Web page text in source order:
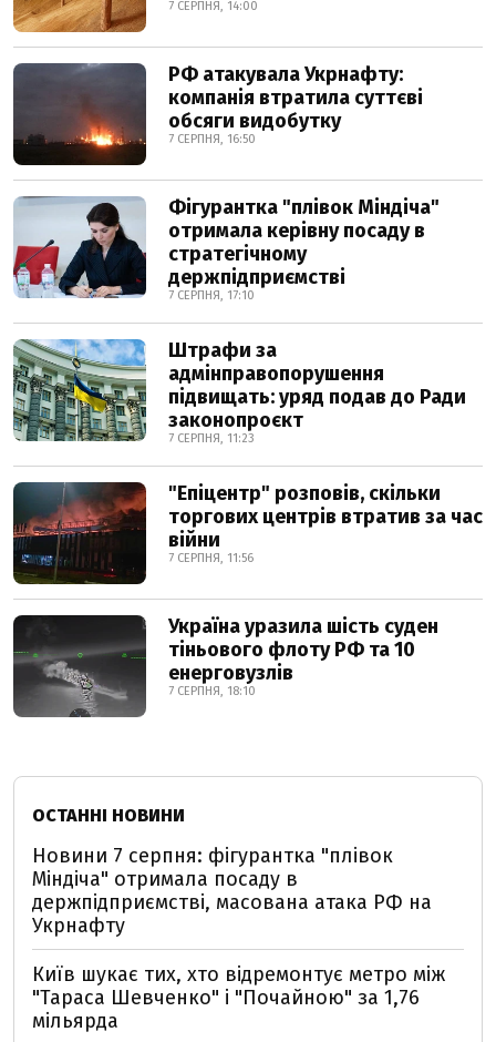
7 СЕРПНЯ, 14:00
РФ атакувала Укрнафту:
компанія втратила суттєві
обсяги видобутку
7 СЕРПНЯ, 16:50
Фігурантка "плівок Міндіча"
отримала керівну посаду в
стратегічному
держпідприємстві
7 СЕРПНЯ, 17:10
Штрафи за
адмінправопорушення
підвищать: уряд подав до Ради
законопроєкт
7 СЕРПНЯ, 11:23
"Епіцентр" розповів, скільки
торгових центрів втратив за час
війни
7 СЕРПНЯ, 11:56
Україна уразила шість суден
тіньового флоту РФ та 10
енерговузлів
7 СЕРПНЯ, 18:10
ОСТАННІ НОВИНИ
Новини 7 серпня: фігурантка "плівок
Міндіча" отримала посаду в
держпідприємстві, масована атака РФ на
Укрнафту
Київ шукає тих, хто відремонтує метро між
"Тараса Шевченко" і "Почайною" за 1,76
мільярда